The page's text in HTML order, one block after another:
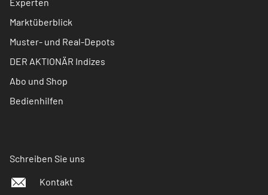
Marktüberblick
Muster- und Real-Depots
DER AKTIONÄR Indizes
Abo und Shop
Bedienhilfen
Schreiben Sie uns
Kontakt